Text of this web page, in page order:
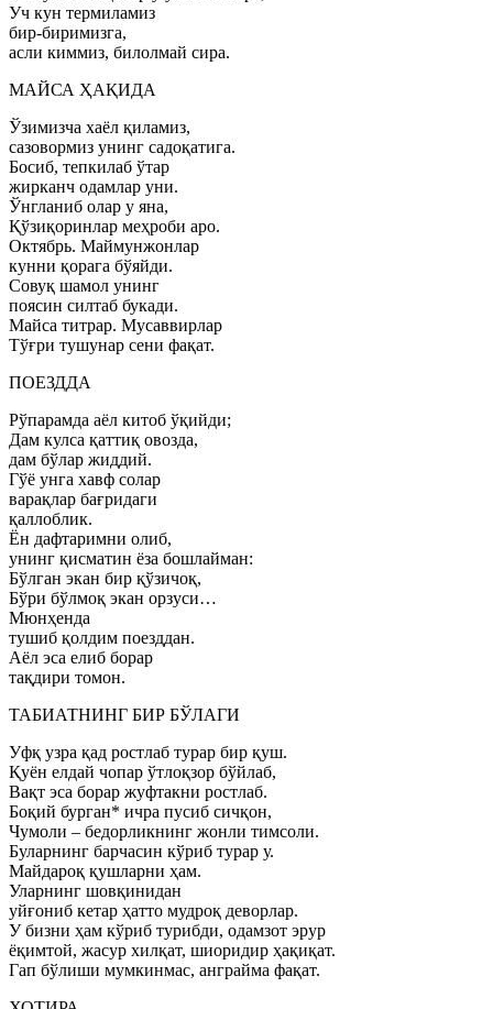
Уч кун термиламиз
бир-биримизга,
асли киммиз, билолмай сира.
МАЙСА ҲАҚИДА
Ўзимизча хаёл қиламиз,
сазовормиз унинг садоқатига.
Босиб, тепкилаб ўтар
жирканч одамлар уни.
Ўнгланиб олар у яна,
Қўзиқоринлар меҳроби аро.
Октябрь. Маймунжонлар
кунни қорага бўяйди.
Совуқ шамол унинг
поясин силтаб букади.
Майса титрар. Мусаввирлар
Тўғри тушунар сени фақат.
ПОЕЗДДА
Рўпарамда аёл китоб ўқийди;
Дам кулса қаттиқ овозда,
дам бўлар жиддий.
Гўё унга хавф солар
варақлар бағридаги
қаллоблик.
Ён дафтаримни олиб,
унинг қисматин ёза бошлайман:
Бўлган экан бир қўзичоқ,
Бўри бўлмоқ экан орзуси…
Мюнҳенда
тушиб қолдим поезддан.
Аёл эса елиб борар
тақдири томон.
ТАБИАТНИНГ БИР БЎЛАГИ
Уфқ узра қад ростлаб турар бир қуш.
Қуён елдай чопар ўтлоқзор бўйлаб,
Вақт эса борар жуфтакни ростлаб.
Боқий бурган* ичра пусиб сичқон,
Чумоли – бедорликнинг жонли тимсоли.
Буларнинг барчасин кўриб турар у.
Майдароқ қушларни ҳам.
Уларнинг шовқинидан
уйғониб кетар ҳатто мудроқ деворлар.
У бизни ҳам кўриб турибди, одамзот эрур
ёқимтой, жасур хилқат, шиоридир ҳақиқат.
Гап бўлиши мумкинмас, анграйма фақат.